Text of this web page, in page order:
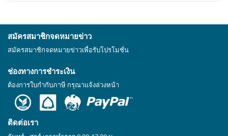
สมัครสมาชิกจดหมายข่าว
สมัครสมาชิกจดหมายข่าวเพื่อรับโปรโมชั่น
ช่องทางการชำระเงิน
ต้องการใบกำกับภาษี กรุณาแจ้งล่วงหน้า
ติดต่อเรา